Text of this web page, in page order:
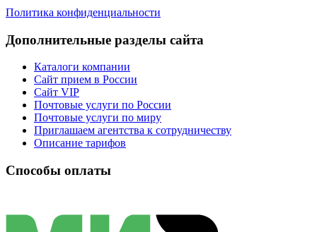
Политика конфиденциальности
Дополнительные разделы сайта
Каталоги компании
Сайт прием в России
Сайт VIP
Почтовые услуги по России
Почтовые услуги по миру
Приглашаем агентства к сотрудничеству
Описание тарифов
Способы оплаты